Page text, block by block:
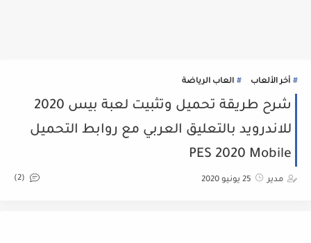
أخر الألعاب العاب الرياضة
شرح طريقة تحميل وتثبيت لعبة بيس 2020
للاندرويد بالتعليق العربي مع روابط التحميل
PES 2020 Mobile
مدير 25 يونيو 2020 (2)